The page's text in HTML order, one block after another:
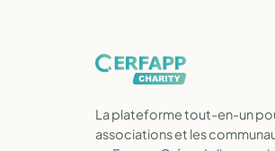
La plateforme tout-en-un
associations et les